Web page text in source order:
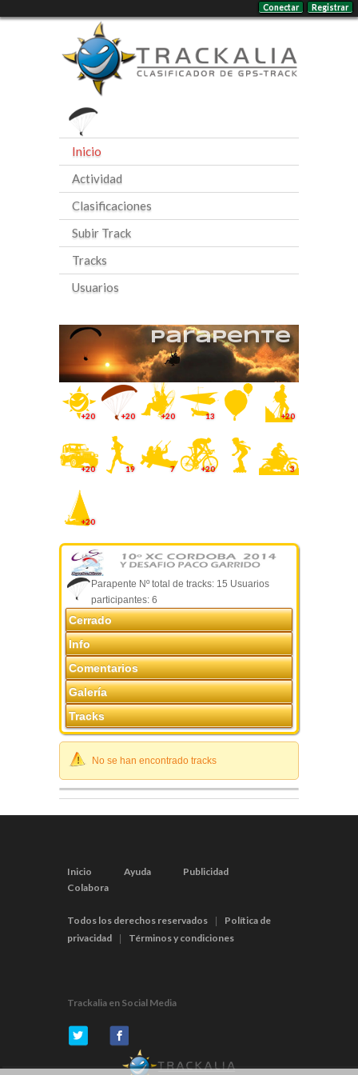
Conectar Registrar
Inicio
Actividad
Clasificaciones
Subir Track
Tracks
Usuarios
Parapente
+20 +20 +20 13 +20
+20 19 7 +20 3
+20
Parapente Nº total de tracks: 15 Usuarios
participantes: 6
Cerrado
Info
Comentarios
Galería
Tracks
No se han encontrado tracks
Inicio Ayuda
Publicidad
Colabora
Todos los derechos reservados
Política de
privacidad
Términos y condiciones
Trackalia en Social Media